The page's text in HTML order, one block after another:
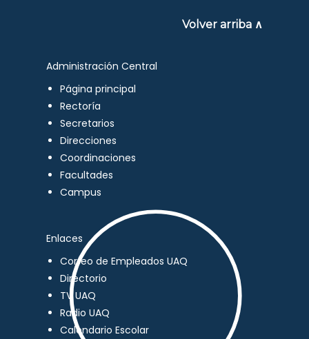
Volver arriba ∧
Administración Central
Página principal
Rectoría
Secretarios
Direcciones
Coordinaciones
Facultades
Campus
Enlaces
Correo de Empleados UAQ
Directorio
TV UAQ
Radio UAQ
Calendario Escolar